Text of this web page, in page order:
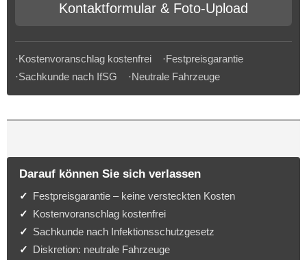
Kontaktformular & Foto-Upload
·Kostenvoranschlag kostenfrei ·Festpreisgarantie
·Sachkunde nach IfSG ·Neutrale Fahrzeuge
Darauf können Sie sich verlassen
Festpreisgarantie – keine versteckten Kosten
Kostenvoranschlag kostenfrei
Sachkunde nach Infektionsschutzgesetz
Diskretion: neutrale Fahrzeuge